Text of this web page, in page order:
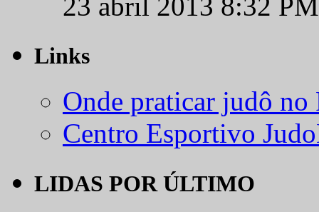
Links
Onde praticar judô
Centro Esportivo
LIDAS POR ÚLTIMO